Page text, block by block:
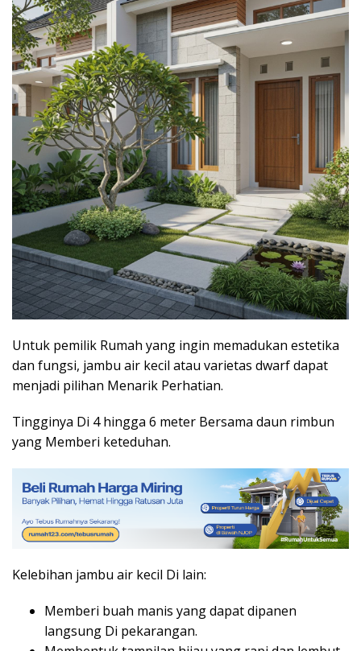
Untuk pemilik Rumah yang ingin memadukan estetika
dan fungsi, jambu air kecil atau varietas dwarf dapat
menjadi pilihan Menarik Perhatian.
Tingginya Di 4 hingga 6 meter Bersama daun rimbun
yang Memberi keteduhan.
Kelebihan jambu air kecil Di lain:
Memberi buah manis yang dapat dipanen
langsung Di pekarangan.